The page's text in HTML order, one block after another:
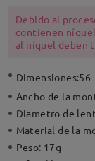
Debido al
contienen
al níquel deben
Dimensiones:
Ancho de la
Diametro de
Material de la
Peso: 17g